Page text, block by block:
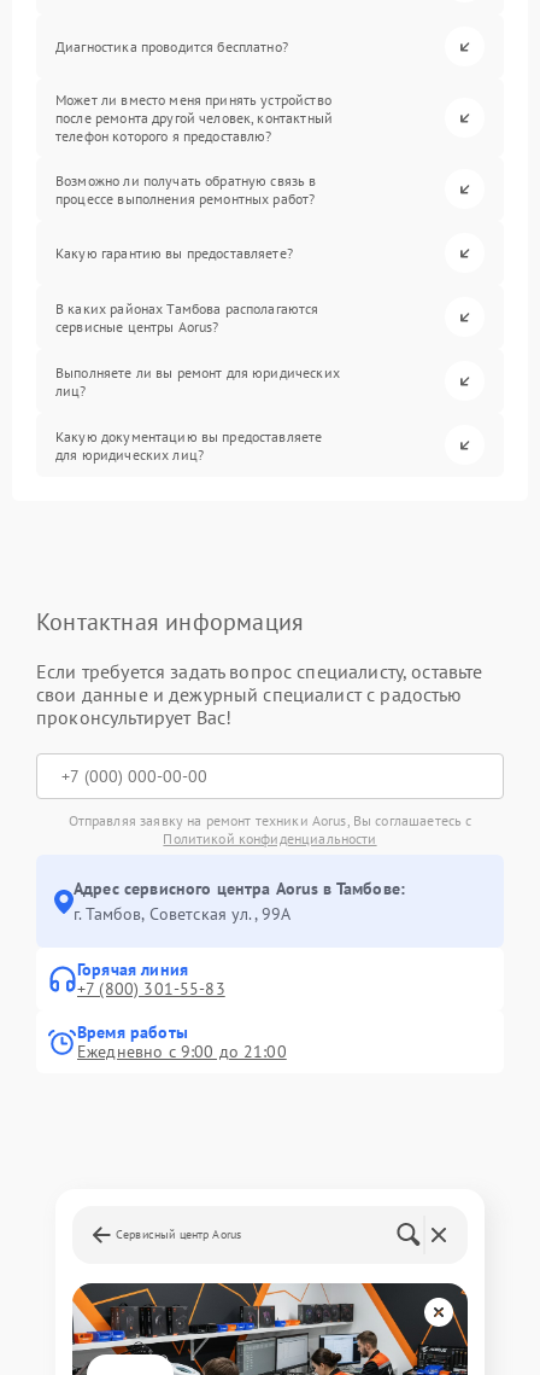
Диагностика проводится бесплатно?
Может ли вместо меня принять устройство
после ремонта другой человек, контактный
телефон которого я предоставлю?
Возможно ли получать обратную связь в
процессе выполнения ремонтных работ?
Какую гарантию вы предоставляете?
В каких районах Тамбова располагаются
сервисные центры Aorus?
Выполняете ли вы ремонт для юридических
лиц?
Какую документацию вы предоставляете
для юридических лиц?
Контактная информация
Если требуется задать вопрос специалисту, оставьте
свои данные и дежурный специалист с радостью
проконсультирует Вас!
Отправляя заявку на ремонт техники Aorus, Вы соглашаетесь с
Политикой конфиденциальности
Адрес сервисного центра Aorus в Тамбове:
г. Тамбов, Советская ул., 99А
Горячая линия
+7 (800) 301-55-83
Время работы
Ежедневно с 9:00 до 21:00
Сервисный центр Aorus